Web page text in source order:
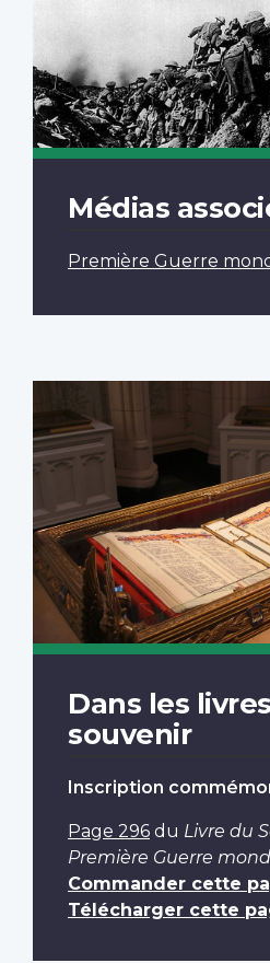
Médias
Première Guerre
Dans les
souvenir
Inscription
Page 296 du Livre du
Première Guerre
Commander cette
Télécharger cette